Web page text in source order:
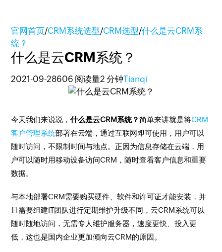
官网首页/CRM系统选型/CRM选型/什么是云CRM系
统？
什么是云CRM系统？
2021-09-28606 阅读量2 分钟Tianqi
今天我们来说说，什么是云CRM系统？简单来讲就是将CRM
客户管理系统部署在云端，通过互联网即可使用，用户可以
随时访问，不限制时间与地点。正因为信息存储在云端，用
户可以随时用移动设备访问CRM，随时查看客户信息和重要
数据。
与本地部署CRM需要购买硬件、软件和许可证才能安装，并
且需要组建IT团队进行定期维护升级不同，云CRM系统可以
随时随地访问，无需专人维护服务器，速度更快、投入更
低，这也是国内企业更加倾向云CRM的原因。